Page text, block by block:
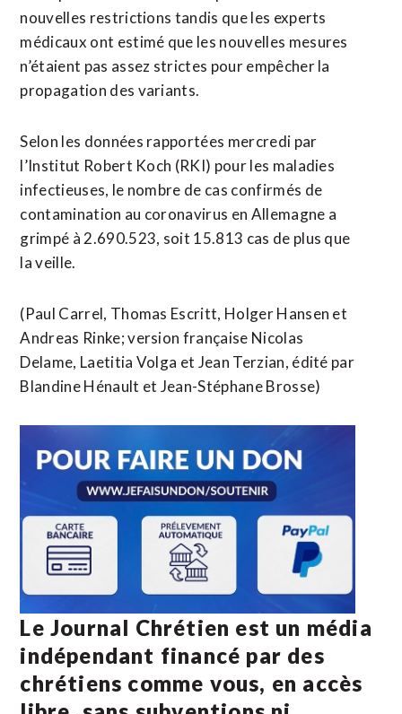
nouvelles restrictions tandis que les experts
médicaux ont estimé que les nouvelles mesures
n’étaient pas assez strictes pour empêcher la
propagation des variants.
Selon les données rapportées mercredi par
l’Institut Robert Koch (RKI) pour les maladies
infectieuses, le nombre de cas confirmés de
contamination au coronavirus en Allemagne a
grimpé à 2.690.523, soit 15.813 cas de plus que
la veille.
(Paul Carrel, Thomas Escritt, Holger Hansen et
Andreas Rinke; version française Nicolas
Delame, Laetitia Volga et Jean Terzian, édité par
Blandine Hénault et Jean-Stéphane Brosse)
Le Journal Chrétien est un média
indépendant financé par des
chrétiens comme vous, en accès